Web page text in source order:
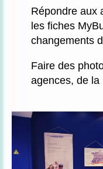
Répondre aux
les fiches
changements
Faire des
agences, de la